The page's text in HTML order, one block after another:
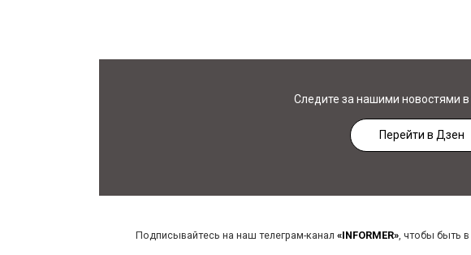
Следите за нашими новостями
Перейти в Дзен
Подписывайтесь на наш телеграм-канал «INFORMER», чтобы быть в